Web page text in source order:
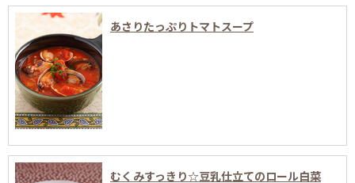
あさりたっぷりトマトスープ
むくみすっきり☆豆乳仕立てのロール白菜